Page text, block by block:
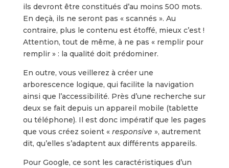
ils devront être constitués d’au moins 500 mots.
En deçà, ils ne seront pas « scannés ». Au
contraire, plus le contenu est étoffé, mieux c’est !
Attention, tout de même, à ne pas « remplir pour
remplir » : la qualité doit prédominer.
En outre, vous veillerez à créer une
arborescence logique, qui facilite la navigation
ainsi que l’accessibilité. Près d’une recherche sur
deux se fait depuis un appareil mobile (tablette
ou téléphone). Il est donc impératif que les pages
que vous créez soient « responsive », autrement
dit, qu’elles s’adaptent aux différents appareils.
Pour Google, ce sont les caractéristiques d’un